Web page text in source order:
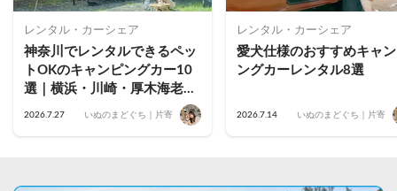
レンタル・カーシェア
神奈川でレンタルできるペッ
トOKのキャンピングカー10
選｜横浜・川崎・厚木海老
名・藤沢茅ヶ崎・小田原・鎌
2026.7.27 いぬのまどぐち｜片寄
レンタル・カーシェア
愛犬仕様のおすすめキャ
ングカーレンタル8選
2026.7.14 いぬのまどぐち｜片寄